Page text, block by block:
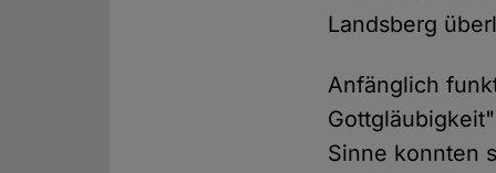
Landsberg
Anfänglich
Sinne konnten